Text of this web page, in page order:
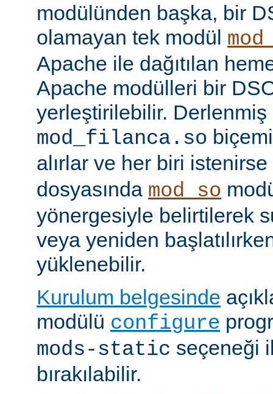
modülünden başka, bir
olamayan tek modül
Apache ile dağıtılan
Apache modülleri bir
yerleştirilebilir.
mod_filanca.so
alırlar ve her biri istenirse
dosyasında mod_so
yönergesiyle belirtilerek
veya yeniden
yüklenebilir.
Kurulum belgesinde
modülü configure
mods-static seçeneği
bırakılabilir.